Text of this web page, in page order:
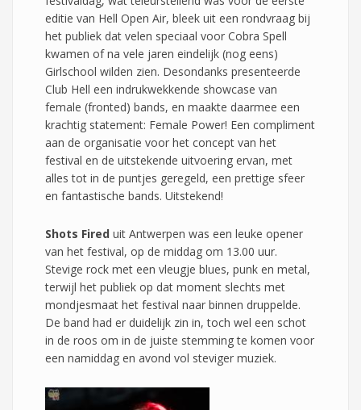
editie van Hell Open Air, bleek uit een rondvraag bij
het publiek dat velen speciaal voor Cobra Spell
kwamen of na vele jaren eindelijk (nog eens)
Girlschool wilden zien. Desondanks presenteerde
Club Hell een indrukwekkende showcase van
female (fronted) bands, en maakte daarmee een
krachtig statement: Female Power! Een compliment
aan de organisatie voor het concept van het
festival en de uitstekende uitvoering ervan, met
alles tot in de puntjes geregeld, een prettige sfeer
en fantastische bands. Uitstekend!
Shots Fired uit Antwerpen was een leuke opener
van het festival, op de middag om 13.00 uur.
Stevige rock met een vleugje blues, punk en metal,
terwijl het publiek op dat moment slechts met
mondjesmaat het festival naar binnen druppelde.
De band had er duidelijk zin in, toch wel een schot
in de roos om in de juiste stemming te komen voor
een namiddag en avond vol steviger muziek.